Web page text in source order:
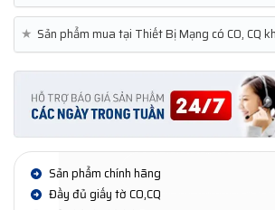
★ Sản phẩm mua tại Thiết Bị Mạng có CO, CQ
Sản phẩm chính hãng
Đầy đủ giấy tờ CO,CQ